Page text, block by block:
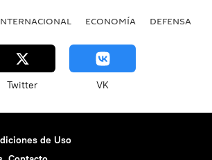
ECONOMÍA DEFENSA
Twitter VK
de Uso